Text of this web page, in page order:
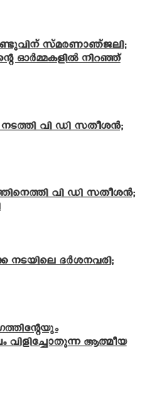
സ്മരണാഞ്ജലി;
ഓർമ്മകളിൽ നിറഞ്ഞ്
വി ഡി സതീശൻ;
വി ഡി സതീശൻ;
നടയിലെ ദർശനവരി;
വിളിച്ചോതുന്ന ആത്മീയ